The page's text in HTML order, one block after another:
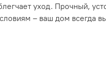
уход. Прочный,
– ваш дом всегда